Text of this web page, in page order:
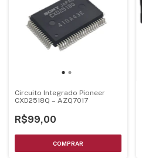
Circuito Integrado Pioneer
CXD2518Q – AZQ7017
R$99,00